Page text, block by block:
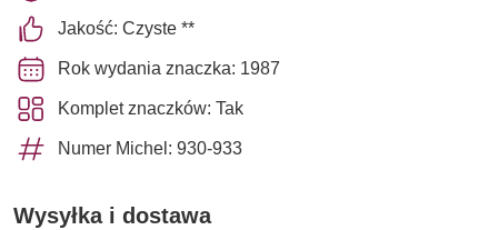
Jakość: Czyste **
Rok wydania znaczka: 1987
Komplet znaczków: Tak
Numer Michel: 930-933
Wysyłka i dostawa